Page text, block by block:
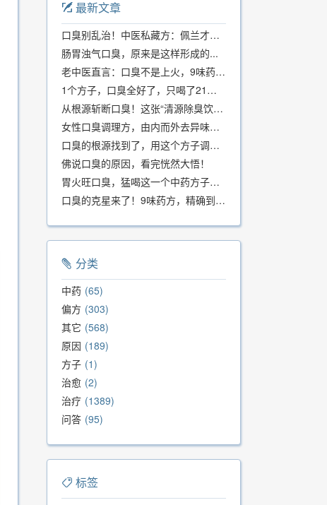
最新文章
口臭别乱治！中医私藏方：佩兰才是口气克星，喝一周就清爽
肠胃浊气口臭，原来是这样形成的...
老中医直言：口臭不是上火，9味药食同源方，21天根除不反复
1个方子，口臭全好了，只喝了21天！
从根源斩断口臭！这张“清源除臭饮”方子，我用了几十年，效果真不错
女性口臭调理方，由内而外去异味，女性体质专用！
口臭的根源找到了，用这个方子调理，21天口吐芬芳！
佛说口臭的原因，看完恍然大悟！
胃火旺口臭，猛喝这一个中药方子就好了！
口臭的克星来了！9味药方，精确到克、药食同源、安全有效，速看！
分类
中药 65
偏方 303
其它 568
原因 189
方子 1
治愈 2
治疗 1389
问答 95
标签